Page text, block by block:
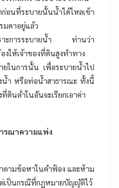
นที่ระบายนั้นน้ำได้ไหลเข้า
มดาอยู่แล้ว
ราะการระบายน้ำ ท่านว่า
งให้เจ้าของที่ดินสูงทำทาง
ยในการนั้น เพื่อระบายน้ำไป
น้ำ หรือท่อน้ำสาธารณะ ทั้งนี้
ดินต่ำในอันจะเรียกเอาค่า
รณาความแพ่ง
ตามข้อหาในคำฟ้อง และห้าม
เป็นกรณีที่กฎหมายบัญญัติไว้